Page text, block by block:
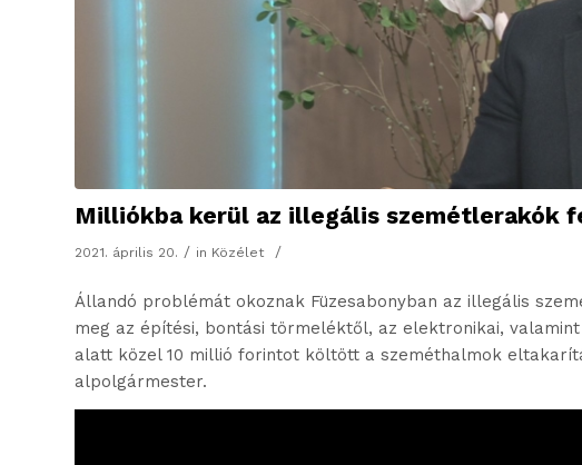
Milliókba kerül az illegális szemétlerakók
2021. április 20. / in Közélet /
Állandó problémát okoznak Füzesabonyban az illegális
meg az építési, bontási törmeléktől, az elektronikai,
alatt közel 10 millió forintot költött a szeméthalmok
alpolgármester.